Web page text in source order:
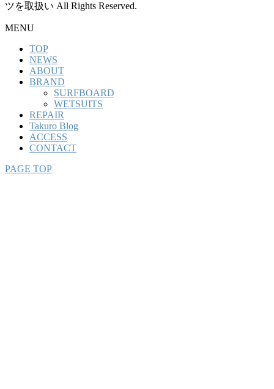
ツを取扱い All Rights Reserved.
MENU
TOP
NEWS
ABOUT
BRAND
SURFBOARD
WETSUITS
REPAIR
Takuro Blog
ACCESS
CONTACT
PAGE TOP